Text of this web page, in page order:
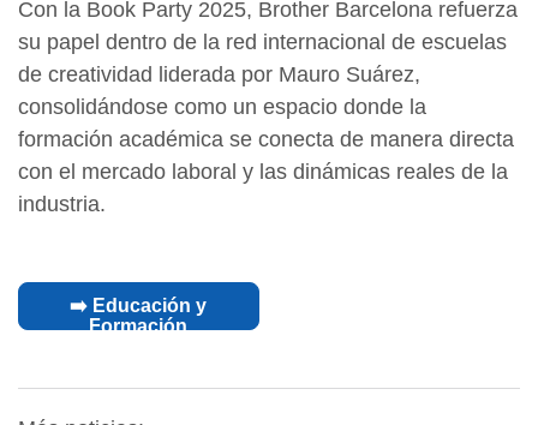
Con la Book Party 2025, Brother Barcelona refuerza
su papel dentro de la red internacional de escuelas
de creatividad liderada por Mauro Suárez,
consolidándose como un espacio donde la
formación académica se conecta de manera directa
con el mercado laboral y las dinámicas reales de la
industria.
➡️ Educación y
Formación